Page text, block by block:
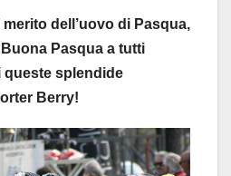
dell’uovo di Pasqua,
Pasqua a tutti
queste splendide
Berry!